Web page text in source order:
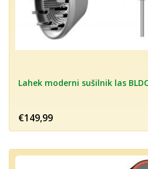
Lahek moderni sušilnik las
€149,99